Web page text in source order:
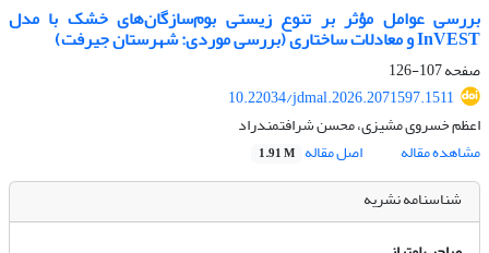
بررسی عوامل مؤثر بر تنوع زیستی بوم‌سازگان‌های خشک با مدل‌
InVESTو معادلات ساختاری (بررسی موردی: شهرستان جیرفت)
صفحه107-126
10.22034/jdmal.2026.2071597.1511
اعظم خسروی مشیزی، محسن شرافتمندراد
مشاهده مقاله
اصل مقاله 1.91 M
شناسنامه نشریه